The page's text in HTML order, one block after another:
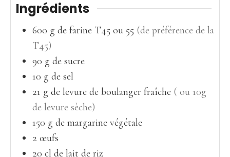
Ingrédients
600 g de farine T45 ou 55 (de préférence de la
T45)
90 g de sucre
10 g de sel
21 g de levure de boulanger fraîche ( ou 10g
de levure sèche)
150 g de margarine végétale
2 œufs
20 cl de lait de riz